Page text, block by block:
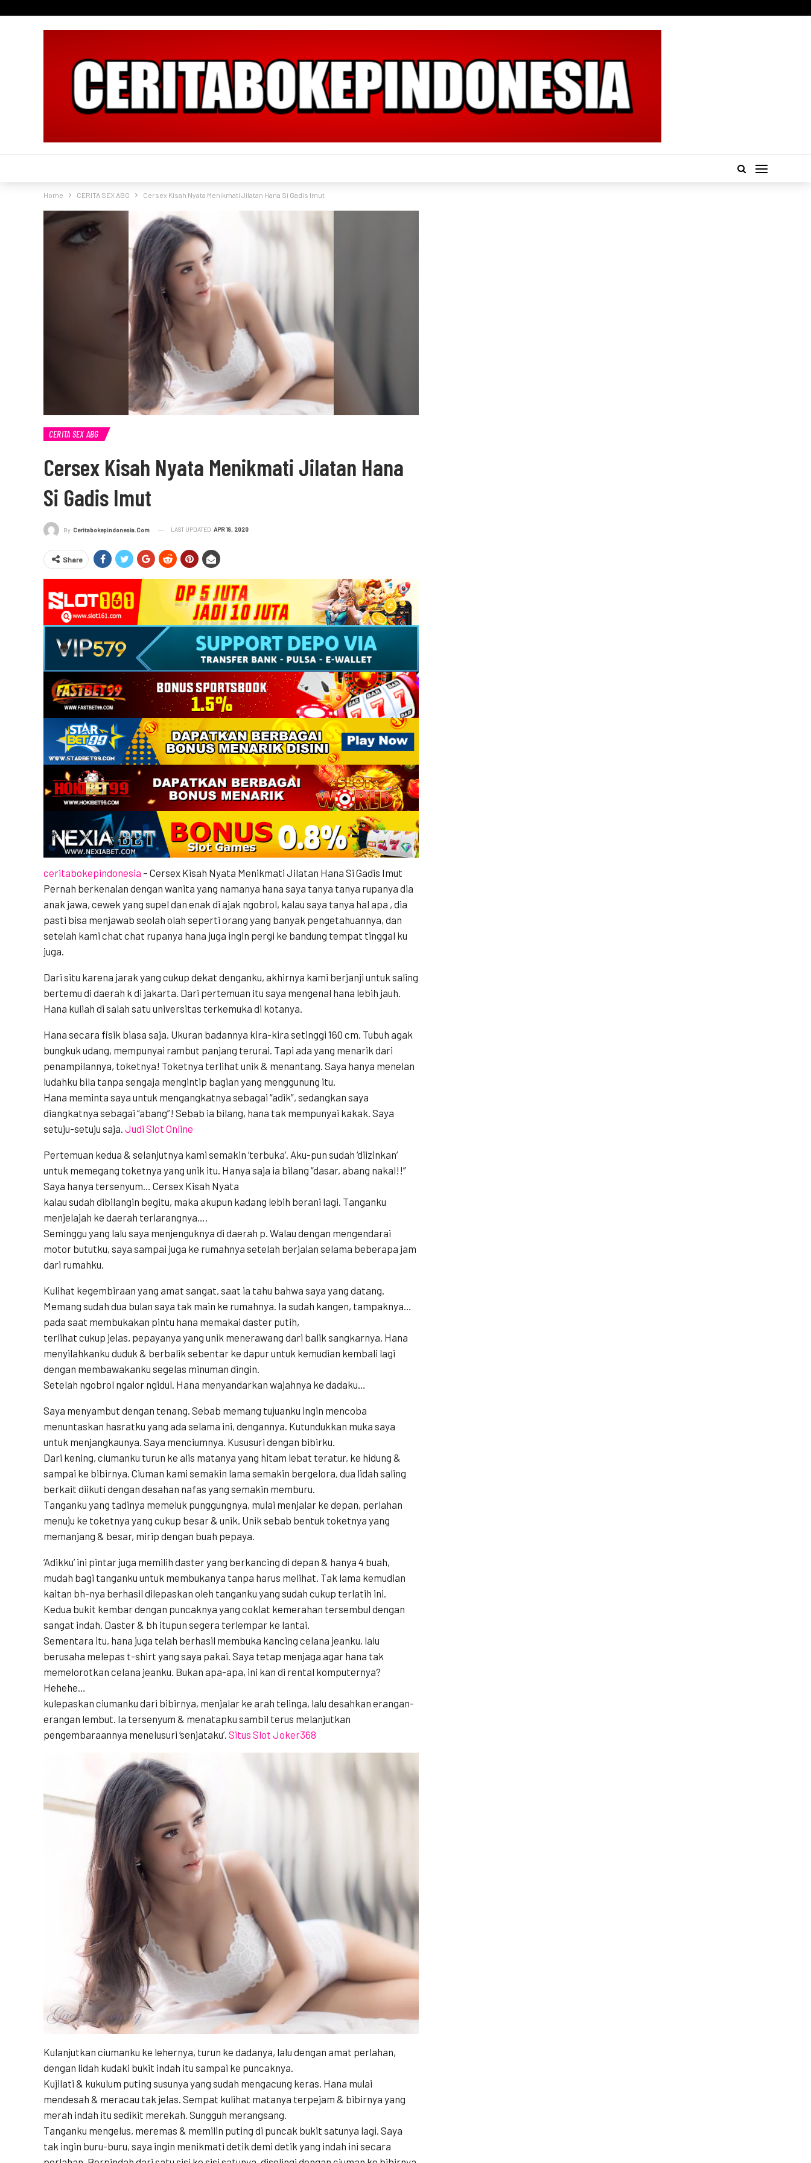
Home CERITA SEX ABG Cersex Kisah Nyata Menikmati Jilatan Hana Si Gadis Imut
CERITA SEX ABG
Cersex Kisah Nyata Menikmati Jilatan Hana
Si Gadis Imut
By Ceritabokepindonesia.com LAST UPDATED APR 18, 2020
Share
ceritabokepindonesia – Cersex Kisah Nyata Menikmati Jilatan Hana Si Gadis Imut
Pernah berkenalan dengan wanita yang namanya hana saya tanya tanya rupanya dia
anak jawa, cewek yang supel dan enak di ajak ngobrol, kalau saya tanya hal apa , dia
pasti bisa menjawab seolah olah seperti orang yang banyak pengetahuannya, dan
setelah kami chat chat rupanya hana juga ingin pergi ke bandung tempat tinggal ku
juga.
Dari situ karena jarak yang cukup dekat denganku, akhirnya kami berjanji untuk saling
bertemu di daerah k di jakarta. Dari pertemuan itu saya mengenal hana lebih jauh.
Hana kuliah di salah satu universitas terkemuka di kotanya.
Hana secara fisik biasa saja. Ukuran badannya kira-kira setinggi 160 cm. Tubuh agak
bungkuk udang, mempunyai rambut panjang terurai. Tapi ada yang menarik dari
penampilannya, toketnya! Toketnya terlihat unik & menantang. Saya hanya menelan
ludahku bila tanpa sengaja mengintip bagian yang menggunung itu.
Hana meminta saya untuk mengangkatnya sebagai “adik”, sedangkan saya
diangkatnya sebagai “abang”! Sebab ia bilang, hana tak mempunyai kakak. Saya
setuju-setuju saja. Judi Slot Online
Pertemuan kedua & selanjutnya kami semakin ‘terbuka’. Aku-pun sudah ‘diizinkan’
untuk memegang toketnya yang unik itu. Hanya saja ia bilang “dasar, abang nakal!!”
Saya hanya tersenyum… Cersex Kisah Nyata
kalau sudah dibilangin begitu, maka akupun kadang lebih berani lagi. Tanganku
menjelajah ke daerah terlarangnya….
Seminggu yang lalu saya menjenguknya di daerah p. Walau dengan mengendarai
motor bututku, saya sampai juga ke rumahnya setelah berjalan selama beberapa jam
dari rumahku.
Kulihat kegembiraan yang amat sangat, saat ia tahu bahwa saya yang datang.
Memang sudah dua bulan saya tak main ke rumahnya. Ia sudah kangen, tampaknya…
pada saat membukakan pintu hana memakai daster putih,
terlihat cukup jelas, pepayanya yang unik menerawang dari balik sangkarnya. Hana
menyilahkanku duduk & berbalik sebentar ke dapur untuk kemudian kembali lagi
dengan membawakanku segelas minuman dingin.
Setelah ngobrol ngalor ngidul. Hana menyandarkan wajahnya ke dadaku…
Saya menyambut dengan tenang. Sebab memang tujuanku ingin mencoba
menuntaskan hasratku yang ada selama ini, dengannya. Kutundukkan muka saya
untuk menjangkaunya. Saya menciumnya. Kususuri dengan bibirku.
Dari kening, ciumanku turun ke alis matanya yang hitam lebat teratur, ke hidung &
sampai ke bibirnya. Ciuman kami semakin lama semakin bergelora, dua lidah saling
berkait diikuti dengan desahan nafas yang semakin memburu.
Tanganku yang tadinya memeluk punggungnya, mulai menjalar ke depan, perlahan
menuju ke toketnya yang cukup besar & unik. Unik sebab bentuk toketnya yang
memanjang & besar, mirip dengan buah pepaya.
‘Adikku’ ini pintar juga memilih daster yang berkancing di depan & hanya 4 buah,
mudah bagi tanganku untuk membukanya tanpa harus melihat. Tak lama kemudian
kaitan bh-nya berhasil dilepaskan oleh tanganku yang sudah cukup terlatih ini.
Kedua bukit kembar dengan puncaknya yang coklat kemerahan tersembul dengan
sangat indah. Daster & bh itupun segera terlempar ke lantai.
Sementara itu, hana juga telah berhasil membuka kancing celana jeanku, lalu
berusaha melepas t-shirt yang saya pakai. Saya tetap menjaga agar hana tak
memelorotkan celana jeanku. Bukan apa-apa, ini kan di rental komputernya?
Hehehe…
kulepaskan ciumanku dari bibirnya, menjalar ke arah telinga, lalu desahkan erangan-
erangan lembut. Ia tersenyum & menatapku sambil terus melanjutkan
pengembaraannya menelusuri ‘senjataku’. Situs Slot Joker368
Kulanjutkan ciumanku ke lehernya, turun ke dadanya, lalu dengan amat perlahan,
dengan lidah kudaki bukit indah itu sampai ke puncaknya.
Kujilati & kukulum puting susunya yang sudah mengacung keras. Hana mulai
mendesah & meracau tak jelas. Sempat kulihat matanya terpejam & bibirnya yang
merah indah itu sedikit merekah. Sungguh merangsang.
Tanganku mengelus, meremas & memilin puting di puncak bukit satunya lagi. Saya
tak ingin buru-buru, saya ingin menikmati detik demi detik yang indah ini secara